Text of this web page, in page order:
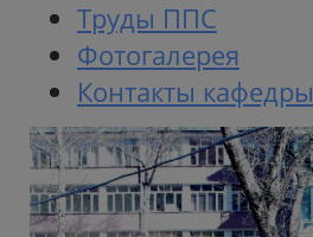
Труды ППС
Фотогалерея
Контакты кафедры